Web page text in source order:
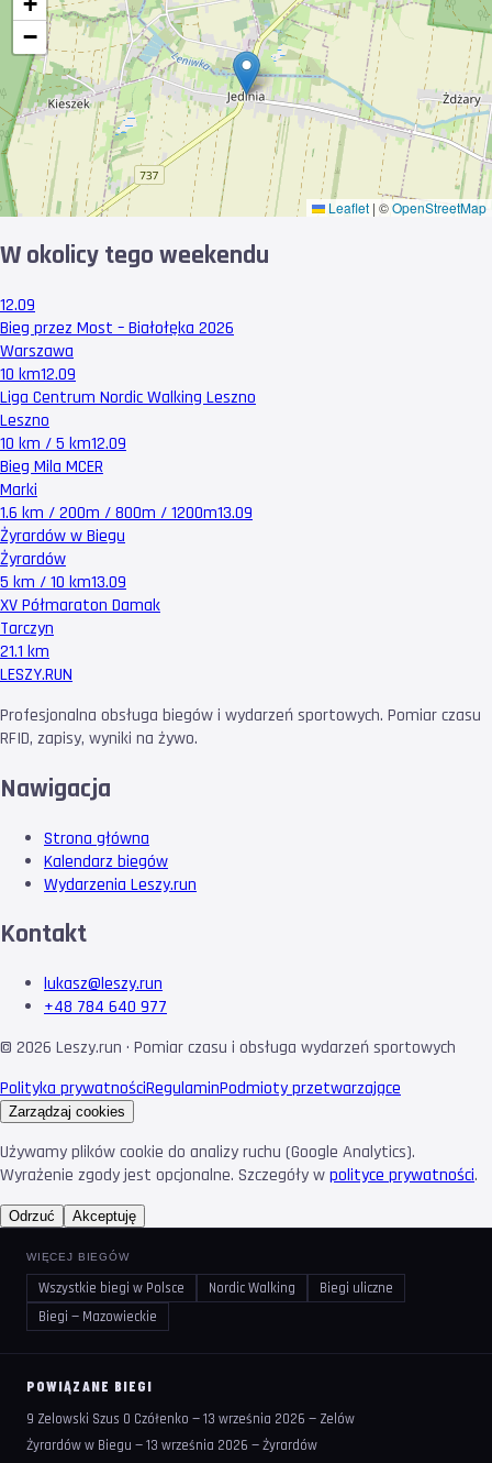
−
Leaflet | ©OpenStreetMap
W okolicy tego weekendu
12.09
Bieg przez Most – Białołęka 2026
Warszawa
10 km12.09
Liga Centrum Nordic Walking Leszno
Leszno
10 km / 5 km12.09
Bieg Mila MCER
Marki
1.6 km / 200m / 800m / 1200m13.09
Żyrardów w Biegu
Żyrardów
5 km / 10 km13.09
XV Półmaraton Damak
Tarczyn
21.1 km
LESZY.RUN
Profesjonalna obsługa biegów i wydarzeń sportowych. Pomiar czasu
RFID, zapisy, wyniki na żywo.
Nawigacja
Strona główna
Kalendarz biegów
Wydarzenia Leszy.run
Kontakt
lukasz@leszy.run
+48 784 640 977
© 2026 Leszy.run · Pomiar czasu i obsługa wydarzeń sportowych
Polityka prywatnościRegulaminPodmioty przetwarzające
Zarządzaj cookies
Używamy plików cookie do analizy ruchu (Google Analytics).
Wyrażenie zgody jest opcjonalne. Szczegóły wpolityce prywatności.
Odrzuć Akceptuję
WIĘCEJ BIEGÓW
Wszystkie biegi w Polsce Nordic Walking
Biegi uliczne
Biegi — Mazowieckie
POWIĄZANE BIEGI
9 Zelowski Szus O Czółenko — 13 września 2026 — Zelów
Żyrardów w Biegu — 13 września 2026 — Żyrardów